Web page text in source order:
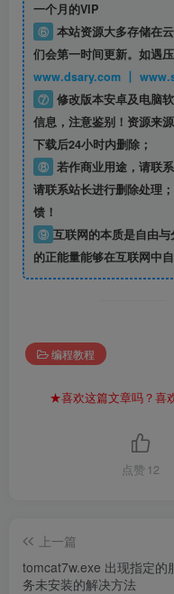
一个月的VIP
⑥ 本站资源大多存储在
们会第一时间更新。如遇
⑦ 修改版本安卓及电脑
信息，注意鉴别！资源来
下载后24小时内删除；
⑧ 若作商业用途，请联
请联系站长进行删除处理
馈！
⑨ 互联网的本质是自由
的正能量能够在互联网中自
编程教程
★喜欢这篇文章吗？喜
点赞 12
上一篇
tomcat7w.exe 出现指定的
务未安装的解决方法